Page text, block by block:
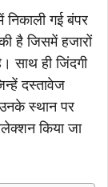
गई बंपर
है जिसमें हजारों
साथ ही जिंदगी
दस्तावेज
स्थान पर
किया जा